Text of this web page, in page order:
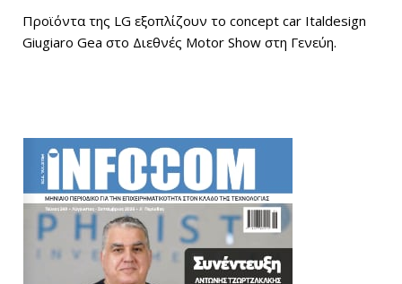
Προϊόντα της LG εξοπλίζουν το concept car Italdesign
Giugiaro Gea στο Διεθνές Motor Show στη Γενεύη.